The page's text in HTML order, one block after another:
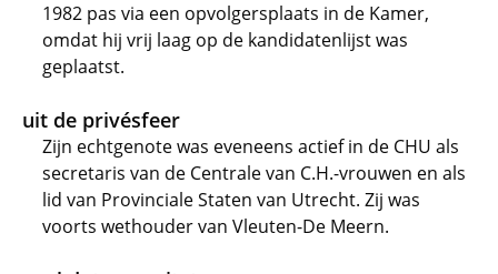
1982 pas via een opvolgersplaats in de Kamer,
omdat hij vrij laag op de kandidatenlijst was
geplaatst.
uit de privésfeer
Zijn echtgenote was eveneens actief in de CHU als
secretaris van de Centrale van C.H.-vrouwen en als
lid van Provinciale Staten van Utrecht. Zij was
voorts wethouder van Vleuten-De Meern.